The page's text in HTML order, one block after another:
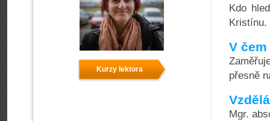
Kurzy lektora
Kdo
Kristínu.
V
přesně
Mgr.